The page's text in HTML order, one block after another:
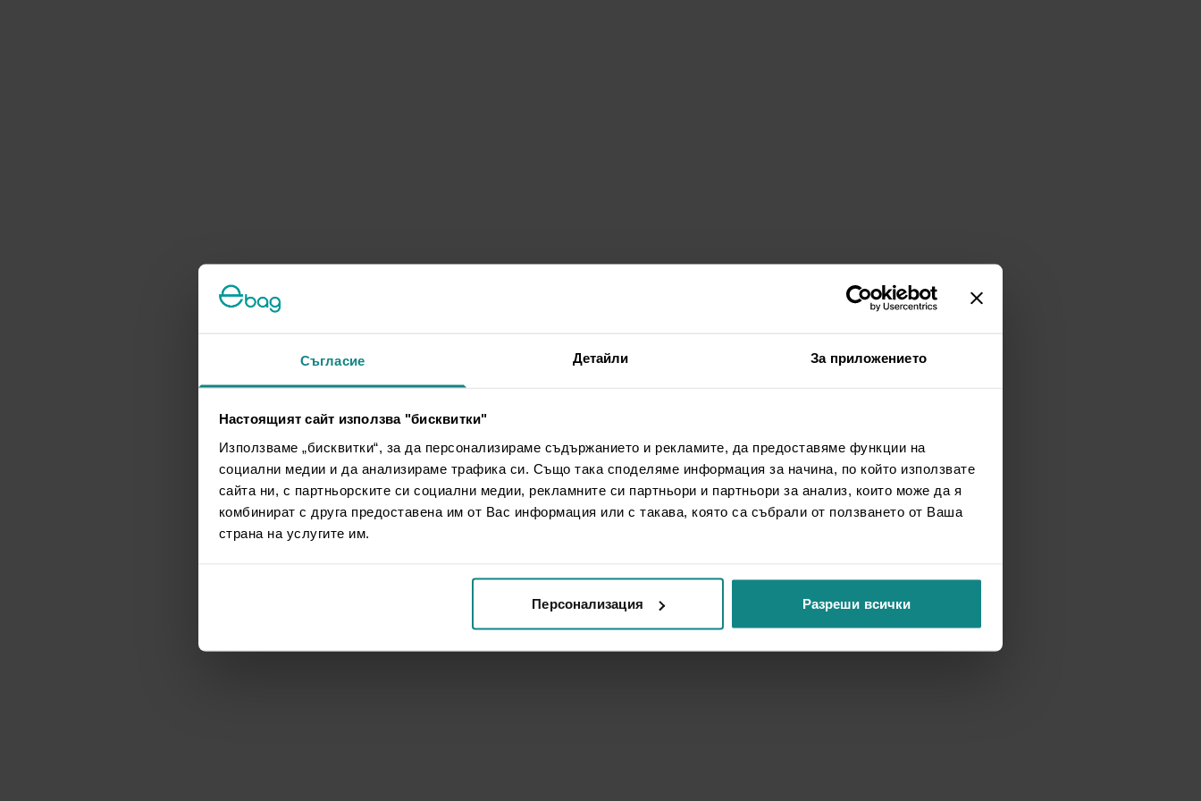
Съгласие Детайли За приложението
Настоящият сайт използва "бисквитки"
Използваме „бисквитки“, за да персонализираме съдържанието и рекламите, да предоставяме функции на
социални медии и да анализираме трафика си. Също така споделяме информация за начина, по който използвате
сайта ни, с партньорските си социални медии, рекламните си партньори и партньори за анализ, които може да я
комбинират с друга предоставена им от Вас информация или с такава, която са събрали от ползването от Ваша
страна на услугите им.
Персонализация Разреши всички